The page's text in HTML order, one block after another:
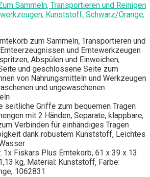
Sammeln, Transportieren und Reinigen
Kunststoff, Schwarz/Orange,
zum Sammeln, Transportieren und
und Erntewerkzeugen
Abspülen und Einweichen,
und geschlossene Seite zum
von Nahrungsmitteln und Werkzeugen
und ungewaschenen
seitliche Griffe zum bequemen Tragen
mit 2 Händen, Separate, klappbare,
Verbinden für einhändiges Tragen
dank robustem Kunststoff, Leichtes
1x Fiskars Plus Erntekorb, 61 x 39 x 13
kg, Material: Kunststoff, Farbe:
1062831